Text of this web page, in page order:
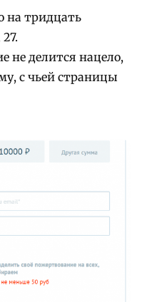
на тридцать
не делится нацело,
с чьей страницы